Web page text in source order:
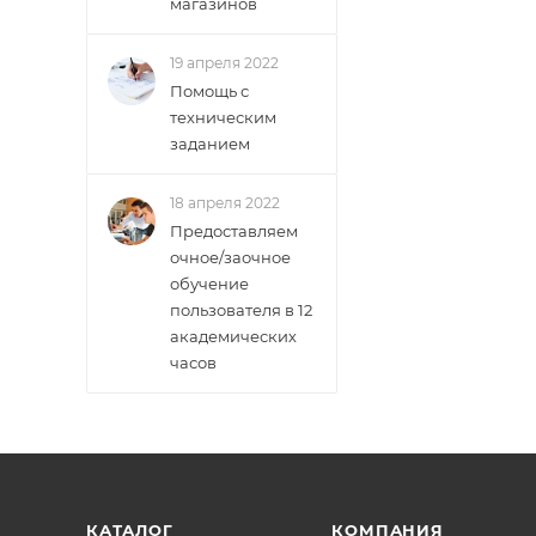
19 апреля 2022
Помощь с
техническим
заданием
18 апреля 2022
Предоставляем
очное/заочное
обучение
пользователя в 12
академических
часов
КАТАЛОГ КОМПАНИЯ